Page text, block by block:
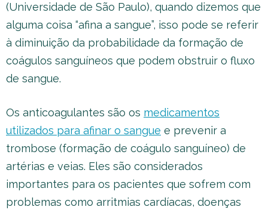
(Universidade de São Paulo), quando dizemos que
alguma coisa “afina a sangue”, isso pode se referir
à diminuição da probabilidade da formação de
coágulos sanguíneos que podem obstruir o fluxo
de sangue.
Os anticoagulantes são os medicamentos
utilizados para afinar o sangue e prevenir a
trombose (formação de coágulo sanguíneo) de
artérias e veias. Eles são considerados
importantes para os pacientes que sofrem com
problemas como arritmias cardíacas, doenças